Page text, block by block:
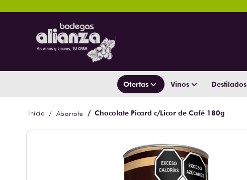
Ofertas Vinos Destilados
Abarrote Chocolate Picard c/Licor de Café 180g